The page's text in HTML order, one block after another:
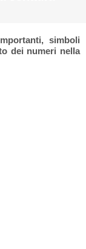
simboli
dei numeri nella